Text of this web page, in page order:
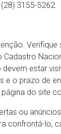
3155-5262.
estar
o prazo de
do site
ou
confrontá-lo,